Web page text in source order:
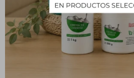
Calentar la cera a baño maría o en
esparcir mediante espátula y esperar a
se empezará a dilatar con el calor por
zona libre de vellosidad al ser retirada.